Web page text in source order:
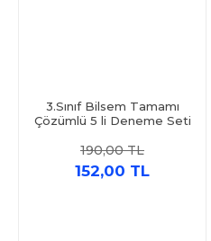
3.Sınıf Bilsem Tamamı
Çözümlü 5 li Deneme Seti
190,00 TL
152,00 TL